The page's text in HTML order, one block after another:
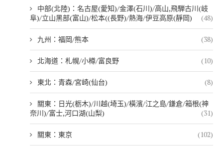
中部(北陸)：名古屋(愛知)/金澤(石川)/高山,飛騨古川(岐
阜)/立山黑部(富山)/松本((長野)/熱海/伊豆高原(靜岡)
(48)
九州：福岡/熊本 (38)
北海道：札幌/小樽/富良野 (10)
東北：青森/宮崎(仙台) (8)
關東：日光(栃木)/川越(埼玉)/橫濱/江之島/鎌倉/箱根(神
奈川)/富士,河口湖(山梨)
(31)
關東：東京 (102)